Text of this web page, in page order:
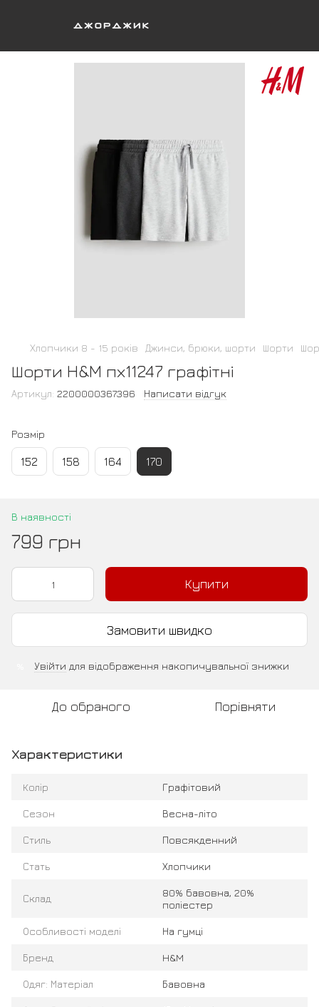
Хлопчики 8 - 15 років Джинси, брюки, шорти Шорти
Шорти H&M пх11247 графітні
Артикул: 2200000367396 Написати відгук
Розмір
152 158 164 170
В наявності
799 грн
Купити
Замовити швидко
Увійти для відображення накопичувальної знижки
До обраного Порівняти
Характеристики
Колір Графітовий
Сезон Весна-літо
Стиль Повсякденний
Стать Хлопчики
Склад
80% бавовна, 20%
поліестер
Особливості моделі На гумці
Бренд H&M
Одяг: Матеріал Бавовна